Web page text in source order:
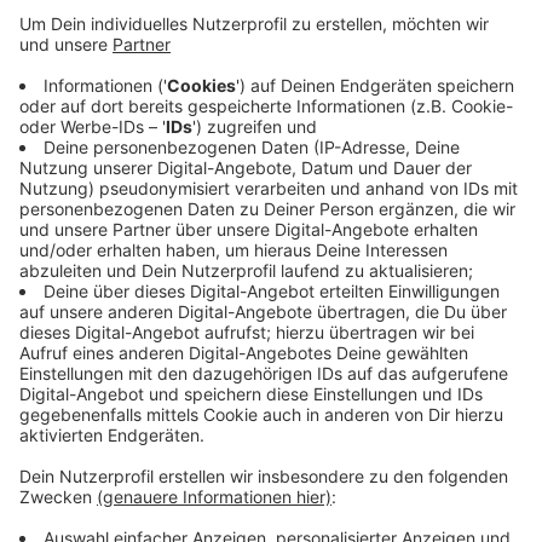
derzeit nicht vor.
Trotzt der unbeständigen Zahlen könnten bald
Lockerungen auf uns zukommen. Am Mittwoch
wollen die Ministerpräsidenten der Länder und
Bundeskanzler Scholz erneut über das weitere
Vorgehen in der Pandemie beraten. Unter anderem
soll die 2G-Regel im Restaurant und Einzelhandel
wegfallen.
Veröffentlicht:Montag, 14.02.2022 18:08
Anzeige